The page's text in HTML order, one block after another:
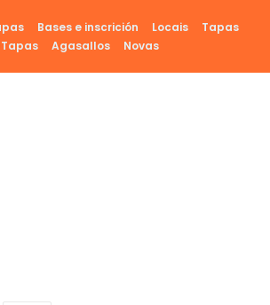
Bases e inscrición Locais
Tapas
Agasallos Novas